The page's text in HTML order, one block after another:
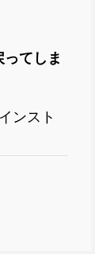
てしま
ンスト